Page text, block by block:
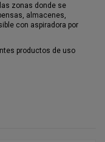
zonas donde se
almacenes,
con aspiradora por
productos de uso